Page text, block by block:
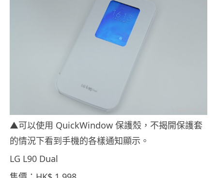
▲可以使用 QuickWindow 保護殼，不揭開保護套
的情況下看到手機的各樣通知顯示。
LG L90 Dual